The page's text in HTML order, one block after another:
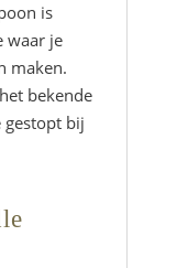
is
waar je
maken.
bekende
gestopt bij